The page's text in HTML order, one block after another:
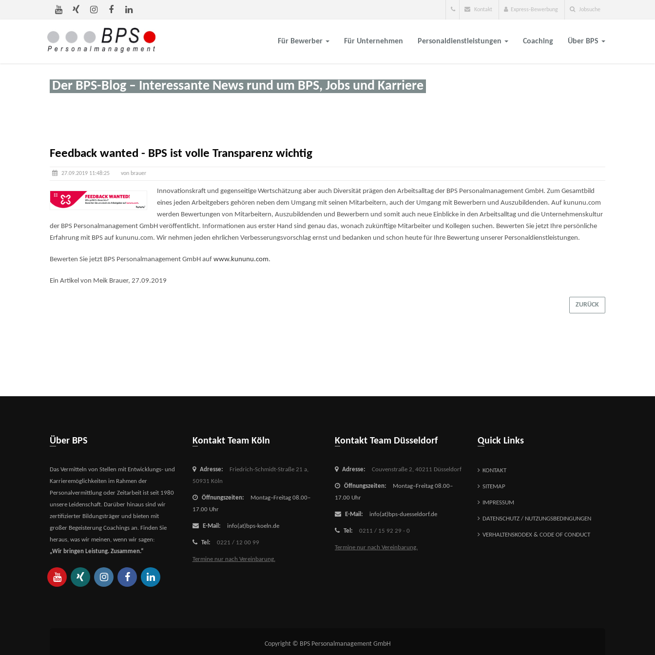
Kontakt Express-Bewerbung Jobsuche
Für Bewerber Für Unternehmen Personaldienstleistungen Coaching Über BPS
Der BPS-Blog – Interessante News rund um BPS, Jobs und Karriere
Feedback wanted - BPS ist volle Transparenz wichtig
27.09.2019 11:48:25 von brauer
Innovationskraft und gegenseitige Wertschätzung aber auch Diversität prägen den Arbeitsalltag der BPS Personalmanagement GmbH. Zum Gesamtbild
eines jeden Arbeitgebers gehören neben dem Umgang mit seinen Mitarbeitern, auch der Umgang mit Bewerbern und Auszubildenden. Auf kununu.com
werden Bewertungen von Mitarbeitern, Auszubildenden und Bewerbern und somit auch neue Einblicke in den Arbeitsalltag und die Unternehmenskultur
der BPS Personalmanagement GmbH veröffentlicht. Informationen aus erster Hand sind genau das, wonach zukünftige Mitarbeiter und Kollegen suchen. Bewerten Sie jetzt Ihre persönliche
Erfahrung mit BPS auf kununu.com. Wir nehmen jeden ehrlichen Verbesserungsvorschlag ernst und bedanken und schon heute für Ihre Bewertung unserer Personaldienstleistungen.
Bewerten Sie jetzt BPS Personalmanagement GmbH auf www.kununu.com.
Ein Artikel von Meik Brauer, 27.09.2019
ZURÜCK
Über BPS
Das Vermitteln von Stellen mit Entwicklungs- und
Karrieremöglichkeiten im Rahmen der
Personalvermittlung oder Zeitarbeit ist seit 1980
unsere Leidenschaft. Darüber hinaus sind wir
zertifizierter Bildungsträger und bieten mit
großer Begeisterung Coachings an. Finden Sie
heraus, was wir meinen, wenn wir sagen:
„Wir bringen Leistung. Zusammen.“
Kontakt Team Köln
Adresse:
Friedrich-Schmidt-Straße 21 a,
50931 Köln
Öffnungszeiten:
Montag–Freitag 08.00–
17.00 Uhr
E-Mail: info(at)bps-koeln.de
Tel: 0221 / 12 00 99
Termine nur nach Vereinbarung.
Kontakt Team Düsseldorf
Adresse: Couvenstraße 2, 40211 Düsseldorf
Öffnungszeiten:
Montag–Freitag 08.00–
17.00 Uhr
E-Mail: info(at)bps-duesseldorf.de
Tel: 0211 / 15 92 29 - 0
Termine nur nach Vereinbarung.
Quick Links
KONTAKT
SITEMAP
IMPRESSUM
DATENSCHUTZ / NUTZUNGSBEDINGUNGEN
VERHALTENSKODEX & CODE OF CONDUCT
Copyright © BPS Personalmanagement GmbH